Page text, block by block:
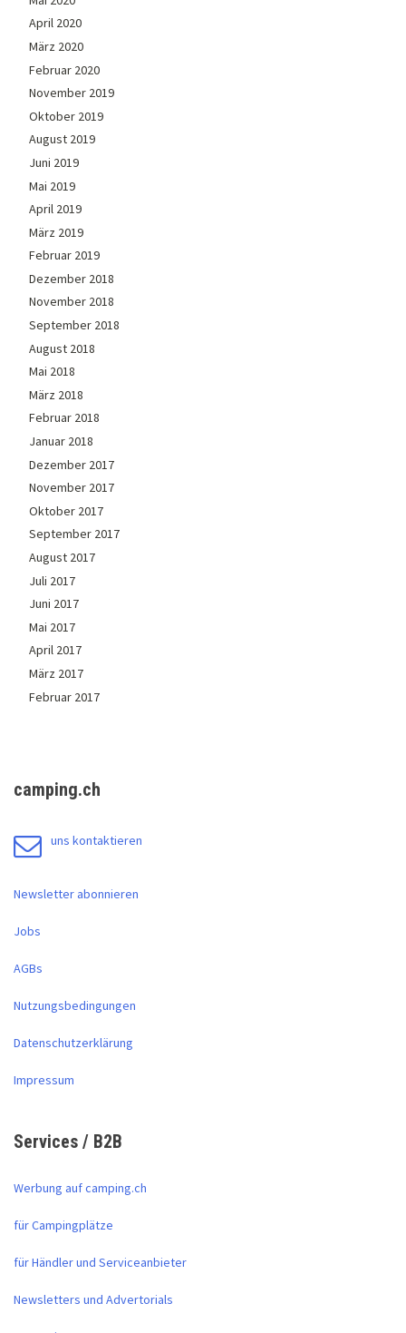
April 2020
März 2020
Februar 2020
November 2019
Oktober 2019
August 2019
Juni 2019
Mai 2019
April 2019
März 2019
Februar 2019
Dezember 2018
November 2018
September 2018
August 2018
Mai 2018
März 2018
Februar 2018
Januar 2018
Dezember 2017
November 2017
Oktober 2017
September 2017
August 2017
Juli 2017
Juni 2017
Mai 2017
April 2017
März 2017
Februar 2017
camping.ch
uns kontaktieren
Newsletter abonnieren
Jobs
AGBs
Nutzungsbedingungen
Datenschutzerklärung
Impressum
Services / B2B
Werbung auf camping.ch
für Campingplätze
für Händler und Serviceanbieter
Newsletters und Advertorials